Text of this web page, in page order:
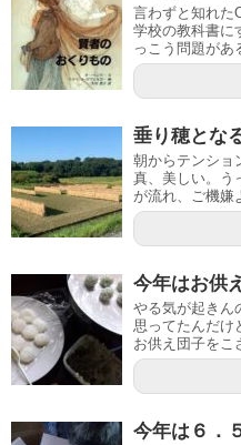
言わずと知れた
学校の教科書に
っこう問題があ
垂り穂とな
朝からテンショ
真、美しい。う
が流れ、ご機嫌
今年はお供
やる気が起きん
思ってたんだけ
お供え団子をこ
今年は６．